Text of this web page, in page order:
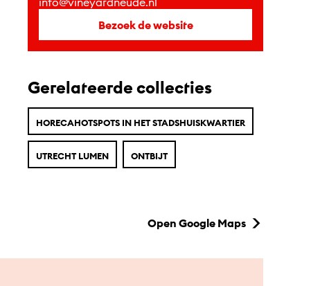
Bezoek de website
Gerelateerde collecties
HORECAHOTSPOTS IN HET STADSHUISKWARTIER
UTRECHT LUMEN ONTBIJT
Open Google Maps